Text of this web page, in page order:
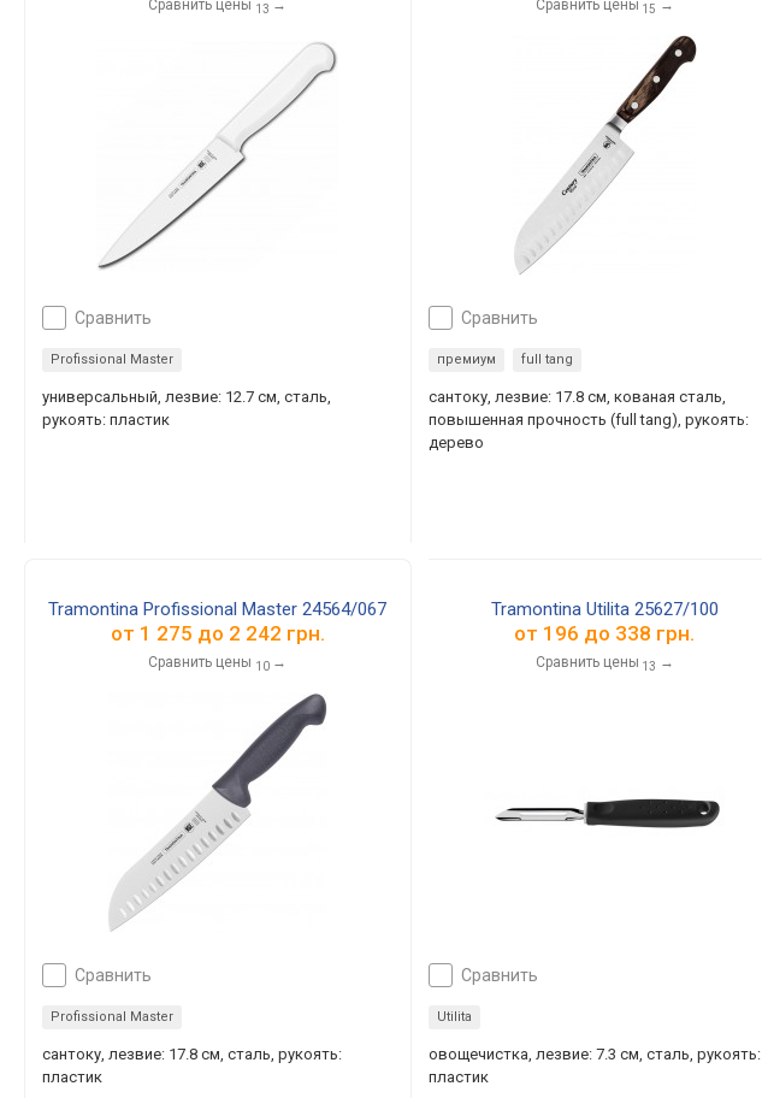
Сравнить цены 13 →
сравнить
Profissional Master
универсальный, лезвие: 12.7 см, сталь,
рукоять: пластик
Сравнить цены 15 →
сравнить
премиум full tang
сантоку, лезвие: 17.8 см, кованая сталь,
повышенная прочность (full tang), рукоять:
дерево
Tramontina Profissional Master 24564/067
от 1 275 до 2 242 грн.
Сравнить цены 10 →
сравнить
Profissional Master
сантоку, лезвие: 17.8 см, сталь, рукоять:
пластик
Tramontina Utilita 25627/100
от 196 до 338 грн.
Сравнить цены 13 →
сравнить
Utilita
овощечистка, лезвие: 7.3 см, сталь, рукоять:
пластик